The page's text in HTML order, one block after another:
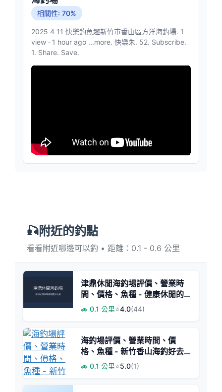
相關性: 70%
2025 4 11 快樂釣魚趣新竹市香山區方洋海釣場. 1
view · 1 hour ago ...more. 快樂朱. 52. Subscribe.
1. Share. Save.
🎣附近的釣點
看看附近哪邊可以釣 • 距離：0.1 - 0.6 公里
津鼎休閒海釣場評價、營業時
間、價格、魚種 - 健康休閒的
龍膽練習場
🚗 0.1 公里⭐4.0(44)
海釣場評價、營業時間、價
格、魚種 - 新竹香山海釣好去
🚗 0.1 公里⭐5.0(1)